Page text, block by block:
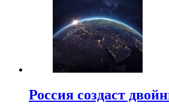
Россия создаст